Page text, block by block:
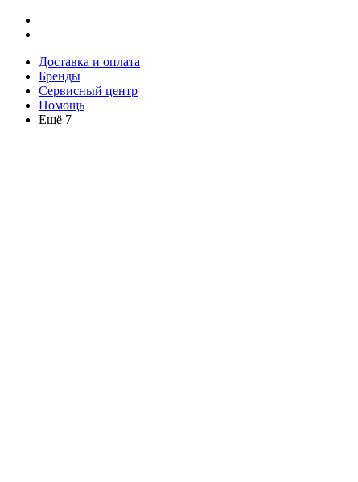
Доставка и оплата
Бренды
Сервисный центр
Помощь
Ещё 7